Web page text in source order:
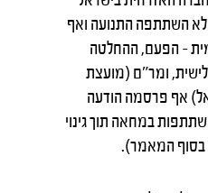
לא השתתפה התנועה ואף
– הפעם, ההחלטה
ומר"ם (מועצת
אף פרסמה הודעה
במחאה תוך גינוי
בסוף המאמר).